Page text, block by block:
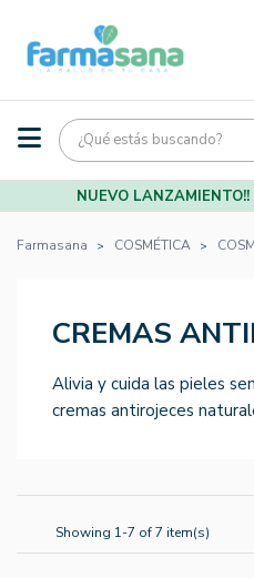
NUEVO
Farmasana COSMÉTICA
CREMAS
Alivia y cuida las pieles
cremas antirojeces
Showing 1-7 of 7 item(s)